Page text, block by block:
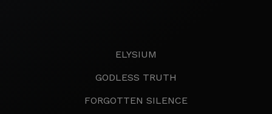
ELYSIUM
GODLESS TRUTH
FORGOTTEN SILENCE